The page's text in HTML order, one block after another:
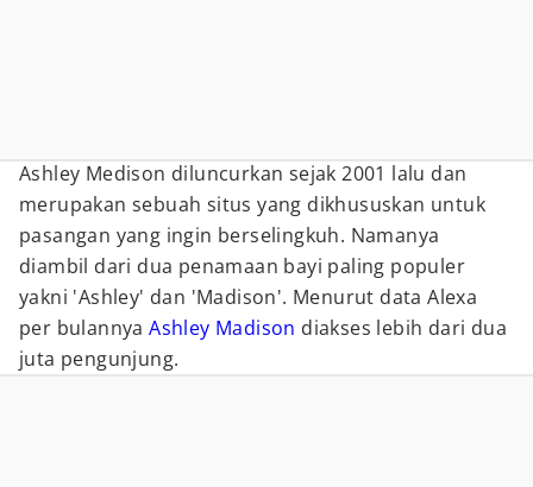
Ashley Medison diluncurkan sejak 2001 lalu dan
merupakan sebuah situs yang dikhususkan untuk
pasangan yang ingin berselingkuh. Namanya
diambil dari dua penamaan bayi paling populer
yakni 'Ashley' dan 'Madison'. Menurut data Alexa
per bulannyaAshley Madison diakses lebih dari dua
juta pengunjung.